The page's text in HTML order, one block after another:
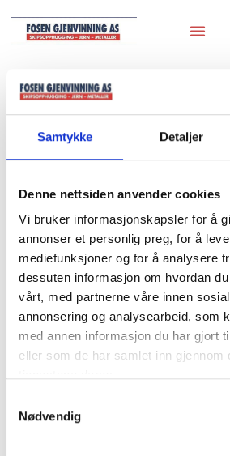
Samtykke Detaljer
Denne nettsiden anvender cookies
Vi bruker informasjonskapsler for å
annonser et personlig preg, for å
mediefunksjoner og for å analysere
dessuten informasjon om hvordan
vårt, med partnerne våre innen
annonsering og analysearbeid, som
med annen informasjon du har gjort
eller som de har samlet inn gjennom
Nødvendig
Hjem/Marineutstyr
etc/ Hydraulik Støydempere
Hydraulik